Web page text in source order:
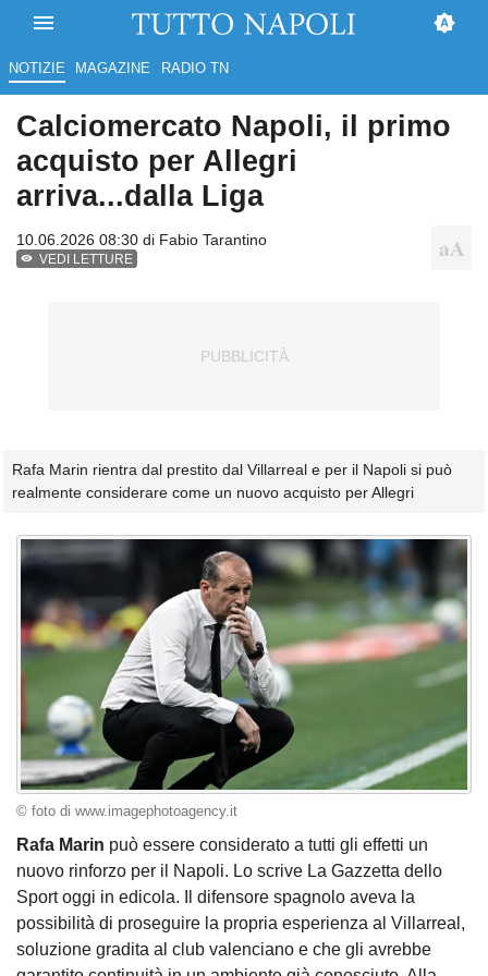
NOTIZIE MAGAZINE RADIO TN
Calciomercato Napoli, il primo
acquisto per Allegri
arriva...dalla Liga
10.06.2026 08:30 di Fabio Tarantino
VEDI LETTURE
Rafa Marin rientra dal prestito dal Villarreal e per il Napoli si può
realmente considerare come un nuovo acquisto per Allegri
© foto di www.imagephotoagency.it
Rafa Marin può essere considerato a tutti gli effetti un
nuovo rinforzo per il Napoli. Lo scrive La Gazzetta dello
Sport oggi in edicola. Il difensore spagnolo aveva la
possibilità di proseguire la propria esperienza al Villarreal,
soluzione gradita al club valenciano e che gli avrebbe